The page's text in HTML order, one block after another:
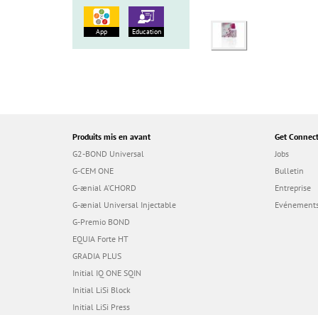
App Education
Produits mis en avant
G2-BOND Universal
G-CEM ONE
G-ænial A’CHORD
G-ænial Universal Injectable
G-Premio BOND
EQUIA Forte HT
GRADIA PLUS
Initial IQ ONE SQIN
Initial LiSi Block
Initial LiSi Press
Get
Jobs
Bulletin
Entreprise